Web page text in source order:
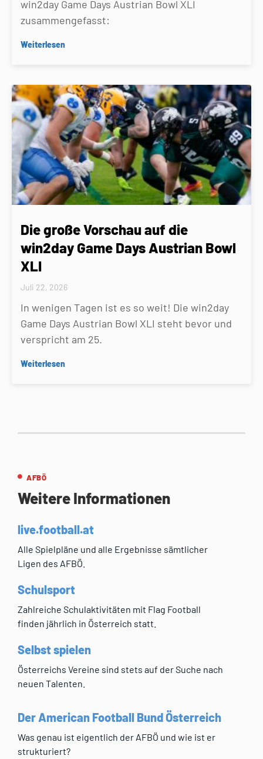
win2day Game Days Austrian Bowl XLI
zusammengefasst:
Weiterlesen
Die große Vorschau auf die
win2day Game Days Austrian Bowl
XLI
Juli 22, 2026
In wenigen Tagen ist es so weit! Die win2day
Game Days Austrian Bowl XLI steht bevor und
verspricht am 25.
Weiterlesen
AFBÖ
Weitere Informationen
live.football.at
Alle Spielpläne und alle Ergebnisse sämtlicher
Ligen des AFBÖ.
Schulsport
Zahlreiche Schulaktivitäten mit Flag Football
finden jährlich in Österreich statt.
Selbst spielen
Österreichs Vereine sind stets auf der Suche nach
neuen Talenten.
Der American Football Bund Österreich
Was genau ist eigentlich der AFBÖ und wie ist er
strukturiert?